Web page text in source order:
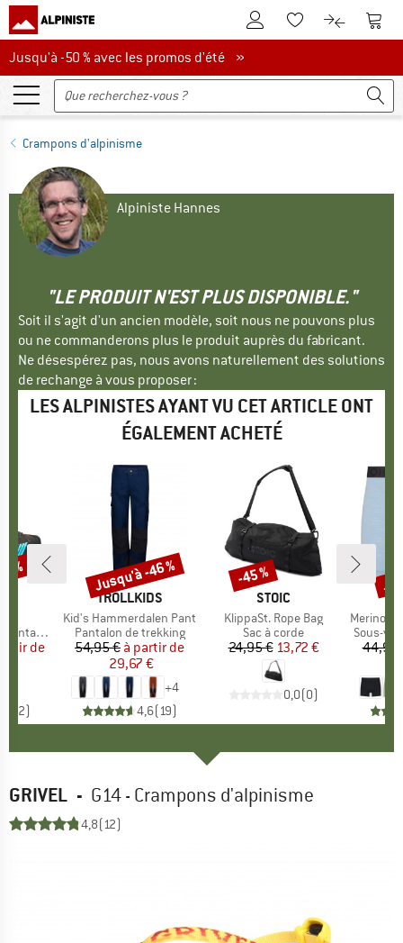
Vers le compte client
Vers la liste
Vers le
Jusqu'à -50 % avec les promos d'été
Jusqu'à -50 % avec les promos d'été »
Crampons d'alpinisme
Alpiniste Hannes
"LE PRODUIT N'EST PLUS DISPONIBLE."
Soit il s'agit d'un ancien modèle, soit nous ne pouvons plus
ou ne commanderons plus le produit auprès du fabricant.
Ne désespérez pas, nous avons naturellement des solutions
de rechange à vous proposer :
LES ALPINISTES AYANT VU CET ARTICLE ONT
ÉGALEMENT ACHETÉ
réduit
de
2)
%
MARQUE
TROLLKIDS
Article
Kid's Hammerdalen Pant
Product group
Pantalon de trekking
Prix
54,95 € Prix réduit
à partir de
29,67 €
+4
4,6(19)
Remise
Jusqu'à -46 %
MARQUE
STOIC
Article
KlippaSt. Rope Bag
Product group
Sac à corde
Prix
24,95 €Prix réduit
13,72 €
0,0(0)
Remise
-45 %
Article
Merino150
Product
Sous-
44,95
GRIVEL - G14 - Crampons d'alpinisme
4,8(12)